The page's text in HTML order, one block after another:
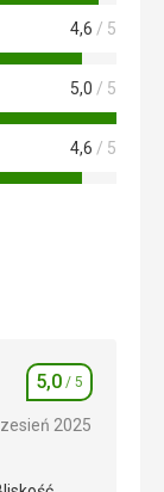
4,6 / 5
5,0 / 5
4,6 / 5
Ocena
5,0 / 5
2025